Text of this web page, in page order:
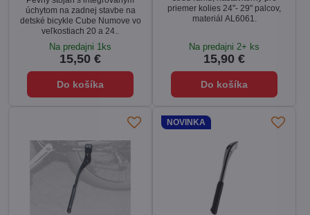
úchytom na zadnej stavbe na
detské bicykle Cube Numove vo
veľkostiach 20 a 24..
Na predajni 1ks
15,50 €
Do košíka
priemer kolies 24"- 29" palcov,
materiál AL6061.
Na predajni 2+ ks
15,90 €
Do košíka
NOVINKA